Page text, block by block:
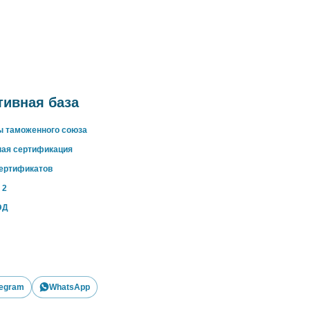
база
таможенного союза
сертификация
2
WhatsApp